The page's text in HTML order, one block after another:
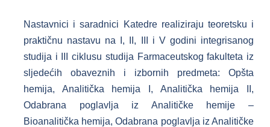
Nastavnici i saradnici Katedre realiziraju teoretsku i
praktičnu nastavu na I, II, III i V godini integrisanog
studija i III ciklusu studija Farmaceutskog fakulteta iz
sljedećih obaveznih i izbornih predmeta: Opšta
hemija, Analitička hemija I, Analitička hemija II,
Odabrana poglavlja iz Analitičke hemije –
Bioanalitička hemija, Odabrana poglavlja iz Analitičke